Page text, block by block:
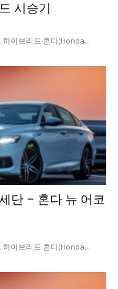
시승기
이브리드 혼다(Honda...
단 – 혼다 뉴 어코
이브리드 혼다(Honda...